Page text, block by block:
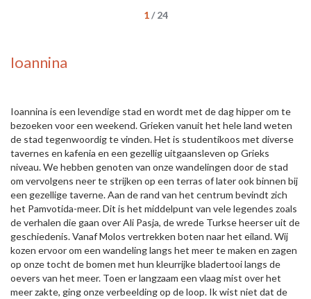
1/24
Ioannina
Ioannina is een levendige stad en wordt met de dag hipper om te
bezoeken voor een weekend. Grieken vanuit het hele land weten
de stad tegenwoordig te vinden. Het is studentikoos met diverse
tavernes en kafenia en een gezellig uitgaansleven op Grieks
niveau. We hebben genoten van onze wandelingen door de stad
om vervolgens neer te strijken op een terras of later ook binnen bij
een gezellige taverne. Aan de rand van het centrum bevindt zich
het Pamvotida-meer. Dit is het middelpunt van vele legendes zoals
de verhalen die gaan over Ali Pasja, de wrede Turkse heerser uit de
geschiedenis. Vanaf Molos vertrekken boten naar het eiland. Wij
kozen ervoor om een wandeling langs het meer te maken en zagen
op onze tocht de bomen met hun kleurrijke bladertooi langs de
oevers van het meer. Toen er langzaam een vlaag mist over het
meer zakte, ging onze verbeelding op de loop. Ik wist niet dat de